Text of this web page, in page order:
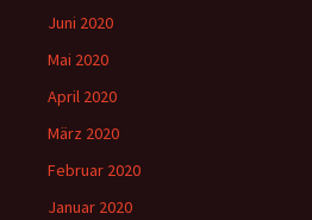
Juni 2020
Mai 2020
April 2020
März 2020
Februar 2020
Januar 2020